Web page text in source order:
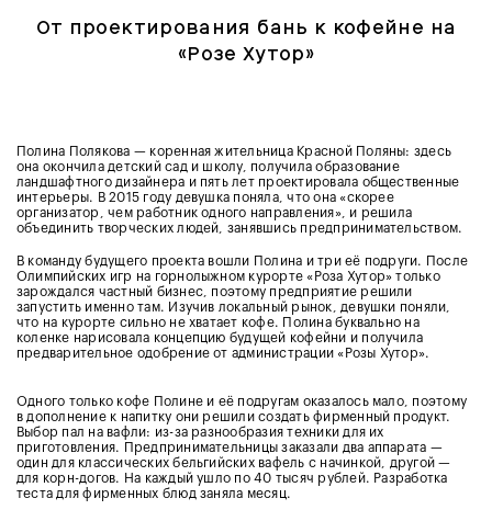
От проектирования бань к кофейне на
«Розе Хутор»
Полина Полякова — коренная жительница Красной Поляны: здесь
она окончила детский сад и школу, получила образование
ландшафтного дизайнера и пять лет проектировала общественные
интерьеры. В 2015 году девушка поняла, что она «скорее
организатор, чем работник одного направления», и решила
объединить творческих людей, занявшись предпринимательством.
В команду будущего проекта вошли Полина и три её подруги. После
Олимпийских игр на горнолыжном курорте «Роза Хутор» только
зарождался частный бизнес, поэтому предприятие решили
запустить именно там. Изучив локальный рынок, девушки поняли,
что на курорте сильно не хватает кофе. Полина буквально на
коленке нарисовала концепцию будущей кофейни и получила
предварительное одобрение от администрации «Розы Хутор».
Одного только кофе Полине и её подругам оказалось мало, поэтому
в дополнение к напитку они решили создать фирменный продукт.
Выбор пал на вафли: из-за разнообразия техники для их
приготовления. Предпринимательницы заказали два аппарата —
один для классических бельгийских вафель с начинкой, другой —
для корн-догов. На каждый ушло по 40 тысяч рублей. Разработка
теста для фирменных блюд заняла месяц.